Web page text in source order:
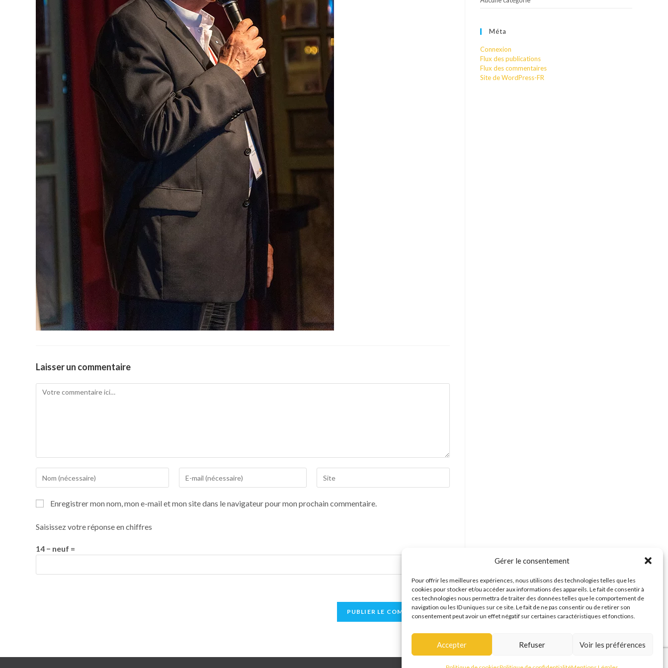
Gérer le consentement
Pour offrir les meilleures expériences, nous utilisons des technologies telles que les
cookies pour stocker et/ou accéder aux informations des appareils. Le fait de consentir à
ces technologies nous permettra de traiter des données telles que le comportement de
navigation ou les ID uniques sur ce site. Le fait de ne pas consentir ou de retirer son
consentement peut avoir un effet négatif sur certaines caractéristiques et fonctions.
Accepter Refuser Voir les préférences
Laisser un commentaire
Enregistrer mon nom, mon e-mail et mon site dans le navigateur pour mon prochain commentaire.
Saisissez votre réponse en chiffres
14 − neuf =
Méta
Connexion
Flux des publications
Flux des commentaires
Site de WordPress-FR